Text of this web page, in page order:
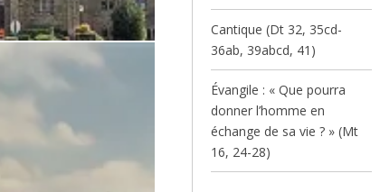
Cantique (Dt 32, 35cd-
36ab, 39abcd, 41)
Évangile : « Que pourra
donner l’homme en
échange de sa vie ? » (Mt
16, 24-28)